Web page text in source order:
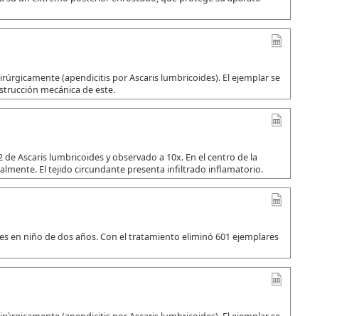
(apendicitis por Ascaris lumbricoides). El ejemplar se
mecánica de este.
Ascaris lumbricoides y observado a 10x. En el centro de la
El tejido circundante presenta infiltrado inflamatorio.
en niño de dos años. Con el tratamiento eliminó 601 ejemplares